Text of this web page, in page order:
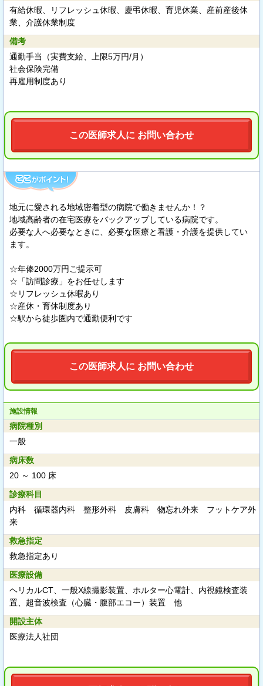
有給休暇、リフレッシュ休暇、慶弔休暇、育児休業、産前産後休
業、介護休業制度
備考
通勤手当（実費支給、上限5万円/月）
社会保険完備
再雇用制度あり
この医師求人に お問い合わせ
地元に愛される地域密着型の病院で働きませんか！？
地域高齢者の在宅医療をバックアップしている病院です。
必要な人へ必要なときに、必要な医療と看護・介護を提供してい
ます。
☆年俸2000万円ご提示可
☆「訪問診療」をお任せします
☆リフレッシュ休暇あり
☆産休・育休制度あり
☆駅から徒歩圏内で通勤便利です
この医師求人に お問い合わせ
施設情報
病院種別
一般
病床数
20 ～ 100 床
診療科目
内科 循環器内科 整形外科 皮膚科 物忘れ外来 フットケア外
来
救急指定
救急指定あり
医療設備
ヘリカルCT、一般X線撮影装置、ホルター心電計、内視鏡検査装
置、超音波検査（心臓・腹部エコー）装置 他
開設主体
医療法人社団